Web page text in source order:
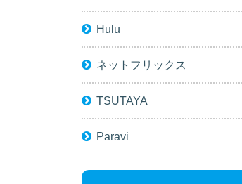
Hulu
ネットフリックス
TSUTAYA
Paravi